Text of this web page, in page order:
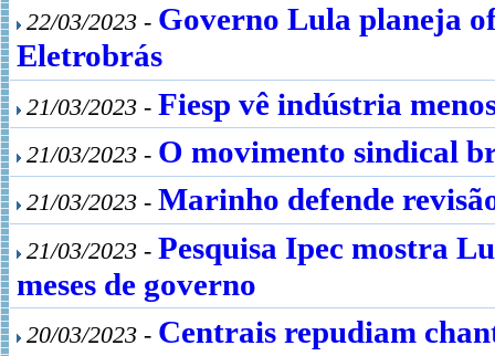
22/03/2023 - Governo Lula planeja
Eletrobrás
21/03/2023 - Fiesp vê indústria
21/03/2023 - O movimento sindical
21/03/2023 - Marinho defende
21/03/2023 - Pesquisa Ipec mostra
meses de governo
20/03/2023 - Centrais repudiam